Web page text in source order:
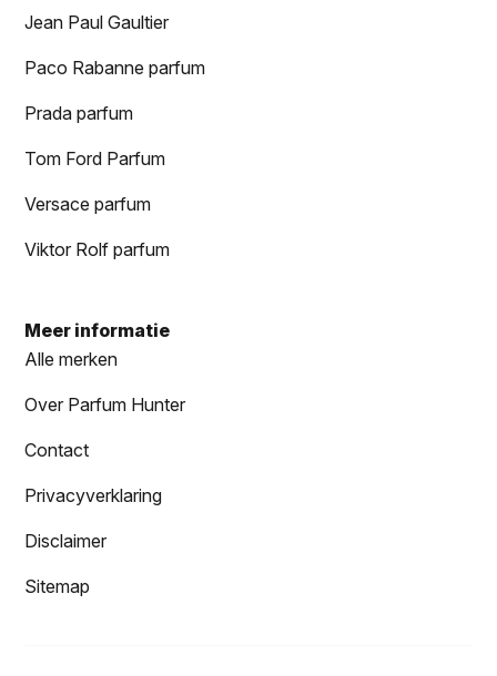
Jean Paul Gaultier
Paco Rabanne parfum
Prada parfum
Tom Ford Parfum
Versace parfum
Viktor Rolf parfum
Meer informatie
Alle merken
Over Parfum Hunter
Contact
Privacyverklaring
Disclaimer
Sitemap